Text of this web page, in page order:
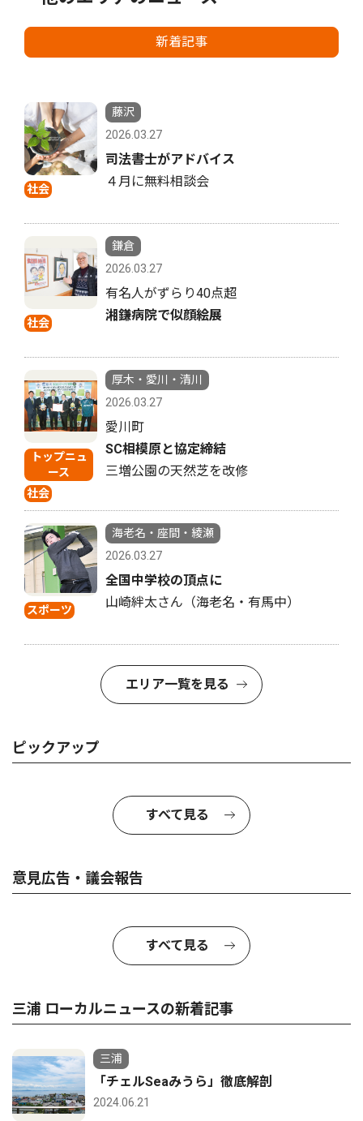
新着記事
社会
藤沢
2026.03.27
司法書士がアドバイス
４月に無料相談会
社会
鎌倉
2026.03.27
有名人がずらり40点超
湘鎌病院で似顔絵展
トップニュ
ース
社会
厚木・愛川・清川
2026.03.27
愛川町
SC相模原と協定締結
三増公園の天然芝を改修
スポーツ
海老名・座間・綾瀬
2026.03.27
全国中学校の頂点に
山崎絆太さん（海老名・有馬中）
エリア一覧を見る
ピックアップ
すべて見る
意見広告・議会報告
すべて見る
三浦 ローカルニュースの新着記事
三浦
「チェルSeaみうら」徹底解剖
2024.06.21